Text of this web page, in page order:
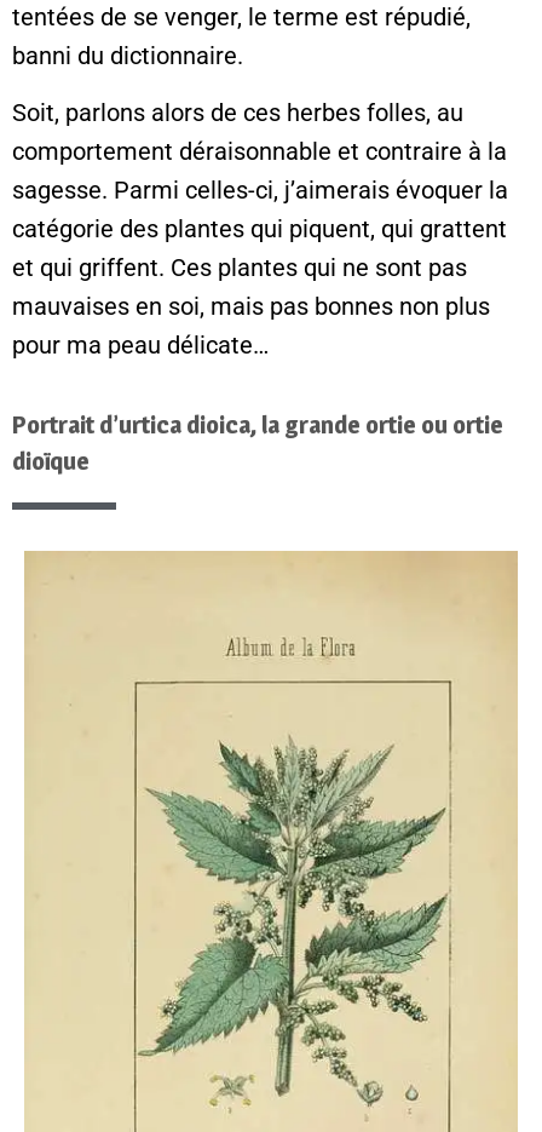
tentées de se venger, le terme est répudié,
banni du dictionnaire.
Soit, parlons alors de ces herbes folles, au
comportement déraisonnable et contraire à la
sagesse. Parmi celles-ci, j’aimerais évoquer la
catégorie des plantes qui piquent, qui grattent
et qui griffent. Ces plantes qui ne sont pas
mauvaises en soi, mais pas bonnes non plus
pour ma peau délicate…
Portrait d’urtica dioica, la grande ortie ou ortie
dioïque